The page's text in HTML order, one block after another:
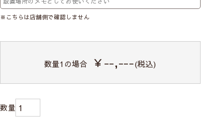
※こちらは店舗側で確認しません
数量1の場合 ￥--,---(税込)